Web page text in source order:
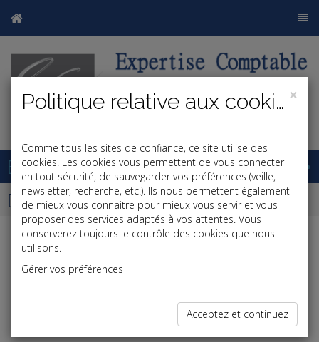
Base documentaire
Dépêches
j a b
Date: 2022-02-18
CLAUSE DE NON-CONCURRENCE ET RUPTURE
×
Politique relative aux cookies
Comme tous les sites de confiance, ce site utilise des
cookies. Les cookies vous permettent de vous connecter
en tout sécurité, de sauvegarder vos préférences (veille,
newsletter, recherche, etc.). Ils nous permettent également
de mieux vous connaitre pour mieux vous servir et vous
proposer des services adaptés à vos attentes. Vous
conserverez toujours le contrôle des cookies que nous
utilisons.
Gérer vos préférences
Acceptez et continuez